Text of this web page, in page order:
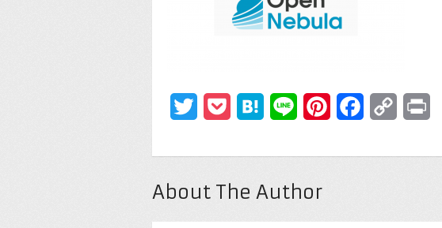
TwitterPocketHatenaLine PinterestFacebook
Copy
About The Author